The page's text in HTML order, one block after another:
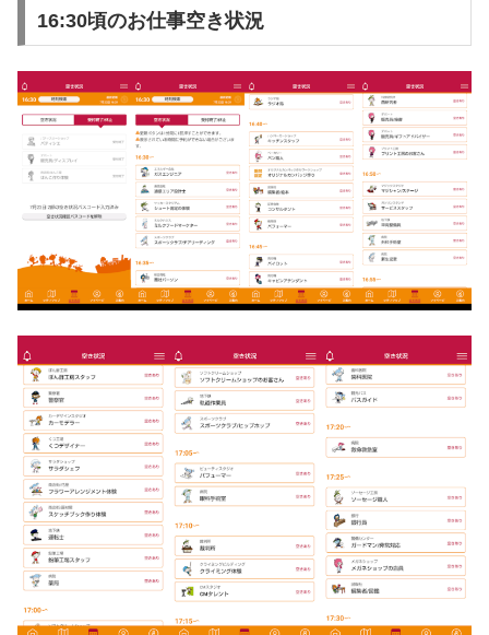
16:30頃のお仕事空き状況